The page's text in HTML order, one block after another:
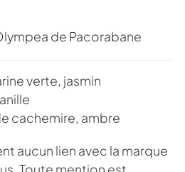
de Pacorabane
verte, jasmin
cachemire, ambre
aucun lien avec la marque